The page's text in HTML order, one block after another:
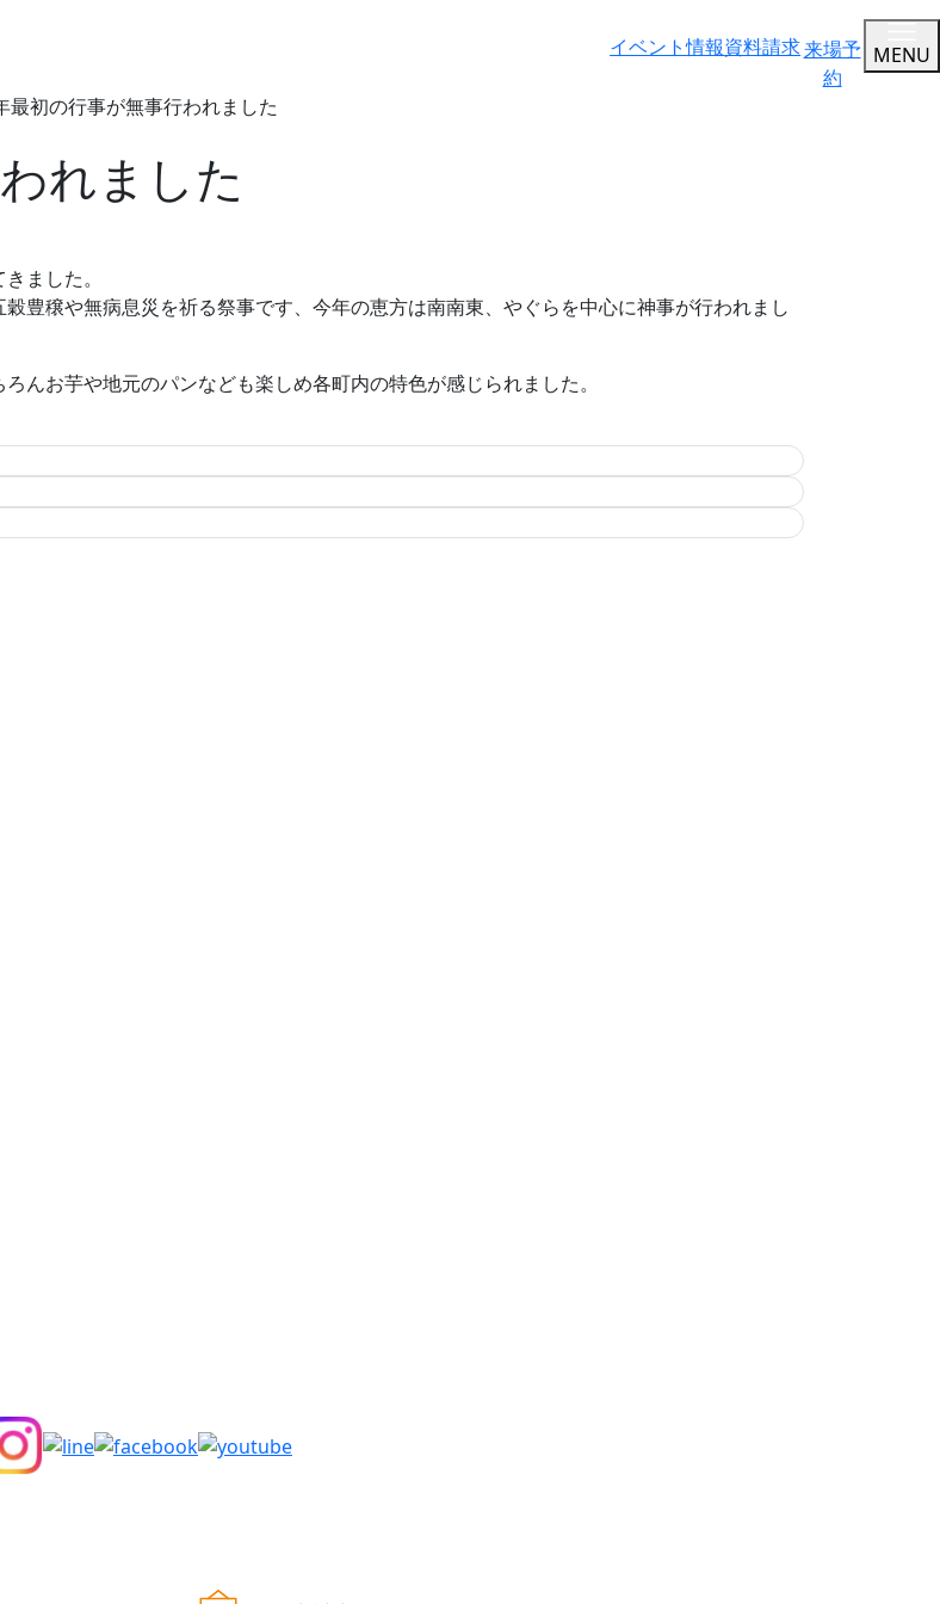
イベント情報資料請求来場予
約
MENU
最初の行事が無事行われました
れました
ました。
豊穣や無病息災を祈る祭事です、今年の恵方は南南東、やぐらを中心に神事が行われまし
んお芋や地元のパンなども楽しめ各町内の特色が感じられました。